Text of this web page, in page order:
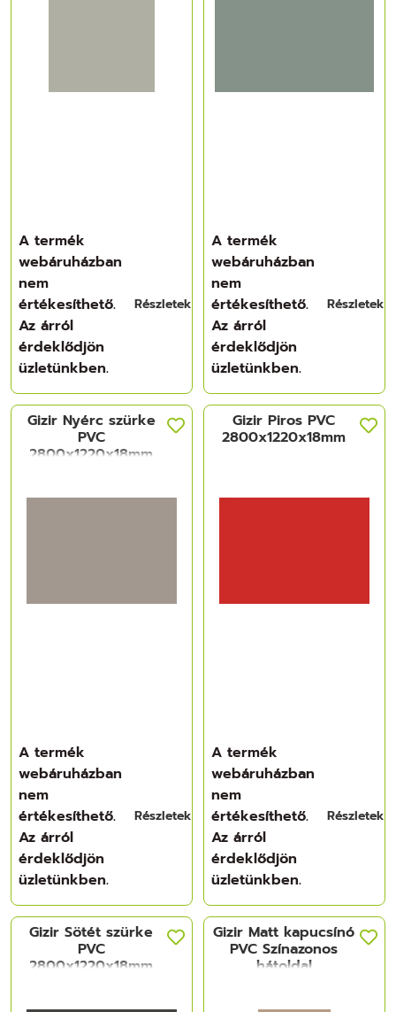
A termék
webáruházban
nem
értékesíthető.
Az árról
érdeklődjön
üzletünkben.
Részletek
A termék
webáruházban
nem
értékesíthető.
Az árról
érdeklődjön
üzletünkben.
Részletek
Gizir Nyérc szürke
PVC
2800x1220x18mm
A termék
webáruházban
nem
értékesíthető.
Az árról
érdeklődjön
üzletünkben.
Részletek
Gizir Piros PVC
2800x1220x18mm
A termék
webáruházban
nem
értékesíthető.
Az árról
érdeklődjön
üzletünkben.
Részletek
Gizir Sötét szürke
PVC
2800x1220x18mm
Gizir Matt kapucsínó
PVC Színazonos
hátoldal